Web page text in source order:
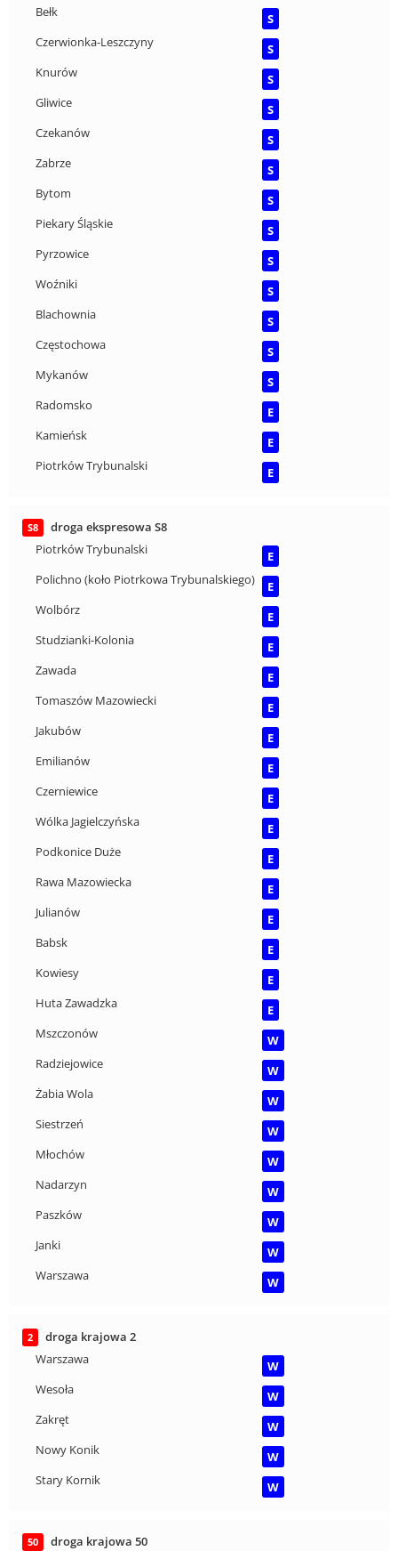
Bełk
S
Czerwionka-Leszczyny
S
Knurów
S
Gliwice
S
Czekanów
S
Zabrze
S
Bytom
S
Piekary Śląskie
S
Pyrzowice
S
Woźniki
S
Blachownia
S
Częstochowa
S
Mykanów
S
Radomsko
E
Kamieńsk
E
Piotrków Trybunalski
E
S8
droga ekspresowa S8
Piotrków Trybunalski
E
Polichno (koło Piotrkowa Trybunalskiego)
E
Wolbórz
E
Studzianki-Kolonia
E
Zawada
E
Tomaszów Mazowiecki
E
Jakubów
E
Emilianów
E
Czerniewice
E
Wólka Jagielczyńska
E
Podkonice Duże
E
Rawa Mazowiecka
E
Julianów
E
Babsk
E
Kowiesy
E
Huta Zawadzka
E
Mszczonów
W
Radziejowice
W
Żabia Wola
W
Siestrzeń
W
Młochów
W
Nadarzyn
W
Paszków
W
Janki
W
Warszawa
W
2
droga krajowa 2
Warszawa
W
Wesoła
W
Zakręt
W
Nowy Konik
W
Stary Kornik
W
50
droga krajowa 50